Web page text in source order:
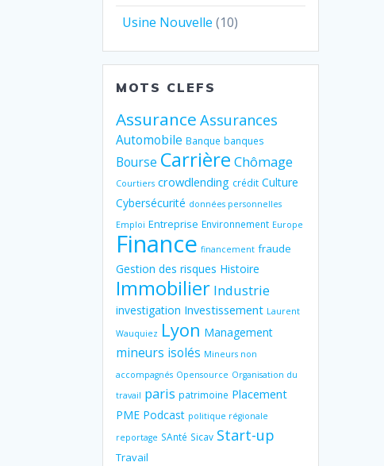
Usine Nouvelle (10)
MOTS CLEFS
Assurance Assurances
Automobile Banque banques
Bourse Carrière Chômage
Courtiers crowdlending crédit Culture
Cybersécurité données personnelles
Emploi Entreprise Environnement Europe
Finance financement fraude
Gestion des risques Histoire
Immobilier Industrie
investigation Investissement Laurent
Wauquiez Lyon Management
mineurs isolés Mineurs non
accompagnés Opensource Organisation du
travail paris patrimoine Placement
PME Podcast politique régionale
reportage SAnté Sicav Start-up
Travail